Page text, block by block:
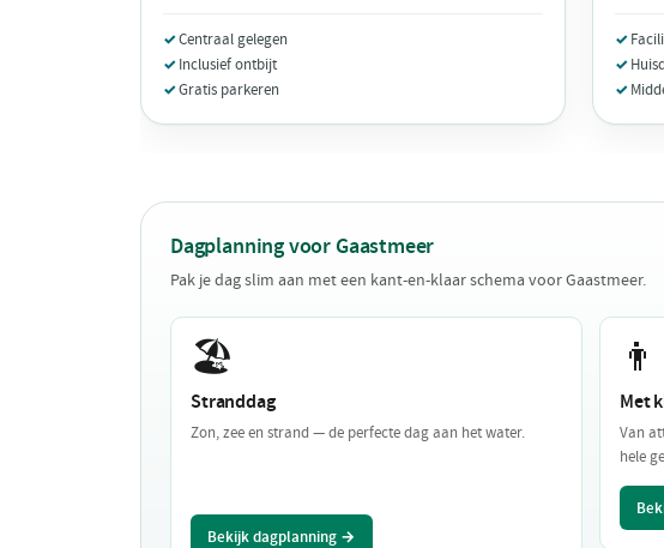
Centraal gelegen
Inclusief ontbijt
Gratis parkeren
Dagplanning voor Gaastmeer
Pak je dag slim aan met een kant-en-klaar schema voor Gaastmeer.
🏖️
Stranddag
Zon, zee en strand — de perfecte dag aan het water.
Bekijk dagplanning →
Met
Van
hele